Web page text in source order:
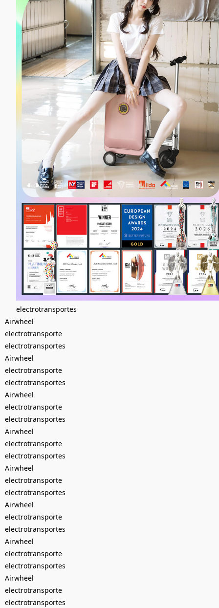
electrotransportes
Airwheel
electrotransporte
electrotransportes
Airwheel
electrotransporte
electrotransportes
Airwheel
electrotransporte
electrotransportes
Airwheel
electrotransporte
electrotransportes
Airwheel
electrotransporte
electrotransportes
Airwheel
electrotransporte
electrotransportes
Airwheel
electrotransporte
electrotransportes
Airwheel
electrotransporte
electrotransportes